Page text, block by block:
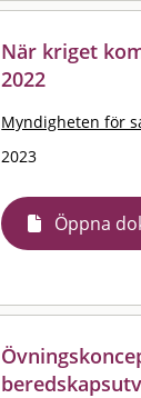
När kriget
2022
Myndigheten för
2023
Öppna